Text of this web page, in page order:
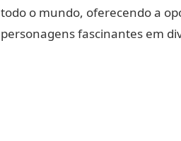
todo o mundo, oferecendo a
personagens fascinantes em